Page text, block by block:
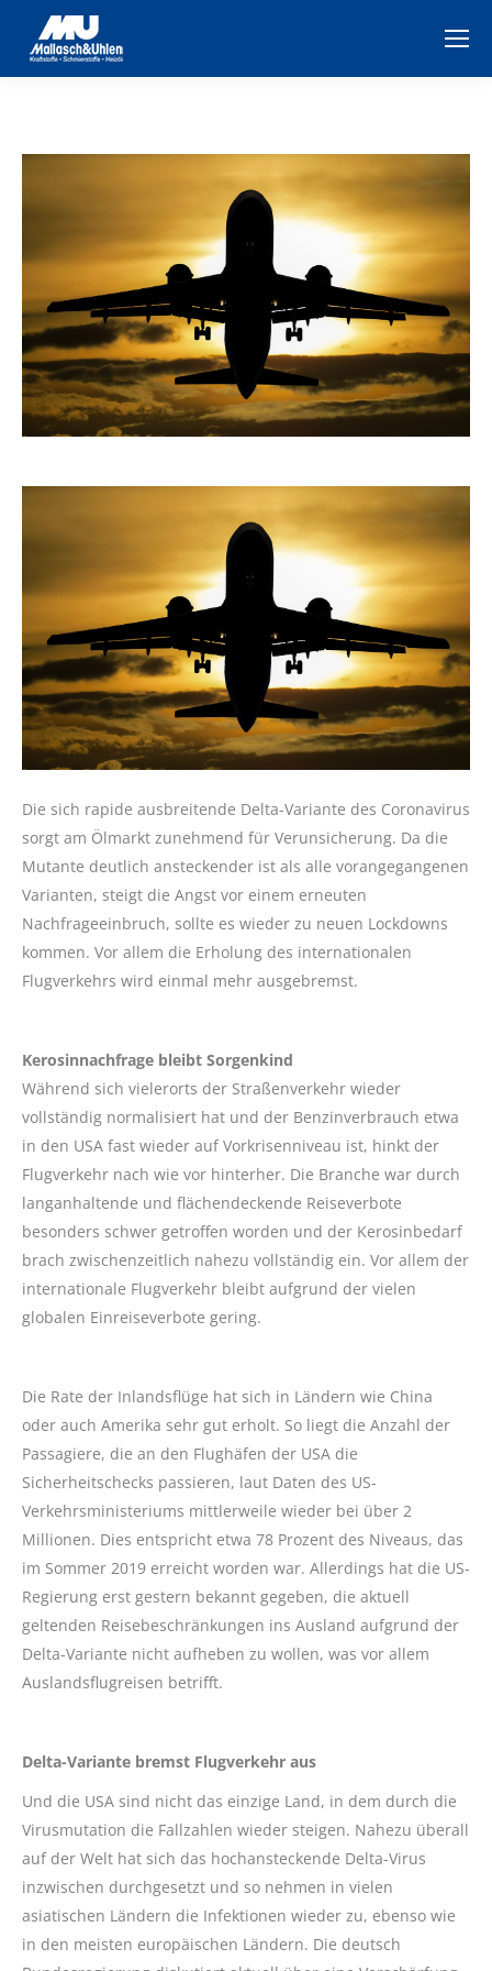
Die sich rapide ausbreitende Delta-Variante des Coronavirus
sorgt am Ölmarkt zunehmend für Verunsicherung. Da die
Mutante deutlich ansteckender ist als alle vorangegangenen
Varianten, steigt die Angst vor einem erneuten
Nachfrageeinbruch, sollte es wieder zu neuen Lockdowns
kommen. Vor allem die Erholung des internationalen
Flugverkehrs wird einmal mehr ausgebremst.
Kerosinnachfrage bleibt Sorgenkind
Während sich vielerorts der Straßenverkehr wieder
vollständig normalisiert hat und der Benzinverbrauch etwa
in den USA fast wieder auf Vorkrisenniveau ist, hinkt der
Flugverkehr nach wie vor hinterher. Die Branche war durch
langanhaltende und flächendeckende Reiseverbote
besonders schwer getroffen worden und der Kerosinbedarf
brach zwischenzeitlich nahezu vollständig ein. Vor allem der
internationale Flugverkehr bleibt aufgrund der vielen
globalen Einreiseverbote gering.
Die Rate der Inlandsflüge hat sich in Ländern wie China
oder auch Amerika sehr gut erholt. So liegt die Anzahl der
Passagiere, die an den Flughäfen der USA die
Sicherheitschecks passieren, laut Daten des US-
Verkehrsministeriums mittlerweile wieder bei über 2
Millionen. Dies entspricht etwa 78 Prozent des Niveaus, das
im Sommer 2019 erreicht worden war. Allerdings hat die US-
Regierung erst gestern bekannt gegeben, die aktuell
geltenden Reisebeschränkungen ins Ausland aufgrund der
Delta-Variante nicht aufheben zu wollen, was vor allem
Auslandsflugreisen betrifft.
Delta-Variante bremst Flugverkehr aus
Und die USA sind nicht das einzige Land, in dem durch die
Virusmutation die Fallzahlen wieder steigen. Nahezu überall
auf der Welt hat sich das hochansteckende Delta-Virus
inzwischen durchgesetzt und so nehmen in vielen
asiatischen Ländern die Infektionen wieder zu, ebenso wie
in den meisten europäischen Ländern. Die deutsch